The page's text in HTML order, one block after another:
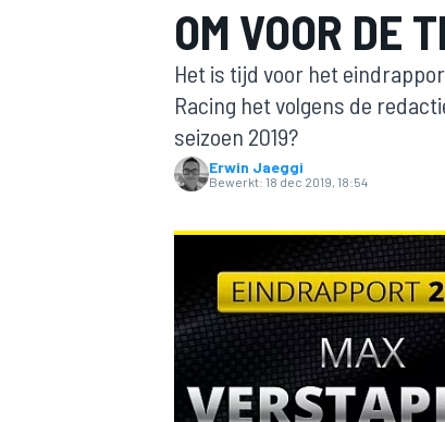
MOTOGP
OM VOOR DE
Het is tijd voor het
Racing het volgens de
seizoen 2019?
Erwin Jaeggi
Bewerkt: 18 dec 2019, 18:54